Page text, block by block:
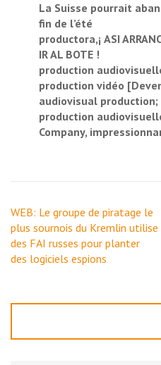
La Suisse pourrait
fin de l’été
productora,¡ ASI
IR AL BOTE !
production
production vidéo
audiovisual
production
Company,
Navigation
de
l’article
WEB: Le groupe de piratage le
plus sournois du Kremlin utilise
des FAI russes pour planter
des logiciels espions